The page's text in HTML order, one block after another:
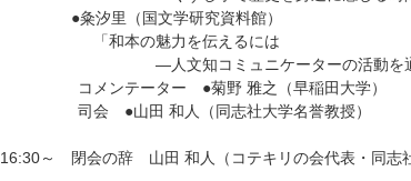
●粂汐里（国文学研究資料館）
「和本の魅力を伝えるには
―人文知コミュニケーターの活動を通
コメンテーター ●菊野 雅之（早稲田大学）
司会 ●山田 和人（同志社大学名誉教授）
16:30～ 閉会の辞 山田 和人（コテキリの会代表・同志